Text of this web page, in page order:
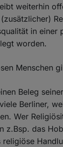
weiterhin
in einer
worden.
Menschen
Beleg
Berliner,
Wer
z.Bsp. das